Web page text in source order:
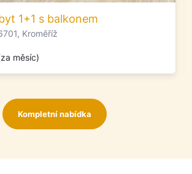
1+1 s balkonem
Kroměříž
měsíc)
Kompletní nabídka